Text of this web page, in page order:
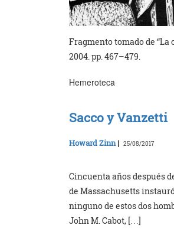
Fragmento tomado de
2004. pp. 467–479.
Hemeroteca
Sacco y Vanzetti
Howard Zinn| 25/08/2017
Cincuenta años después
de Massachusetts
ninguno de estos dos
John M. Cabot, […]